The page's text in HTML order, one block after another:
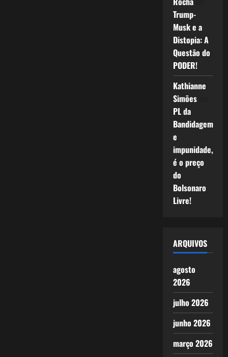
Trump-
Musk e a
Distopia: A
Questão do
PODER!
Kathianne
Simõesem
PL da
Bandidagem
e
impunidade,
é o preço
do
Bolsonaro
Livre!
ARQUIVOS
agosto
2026
julho 2026
junho 2026
março 2026